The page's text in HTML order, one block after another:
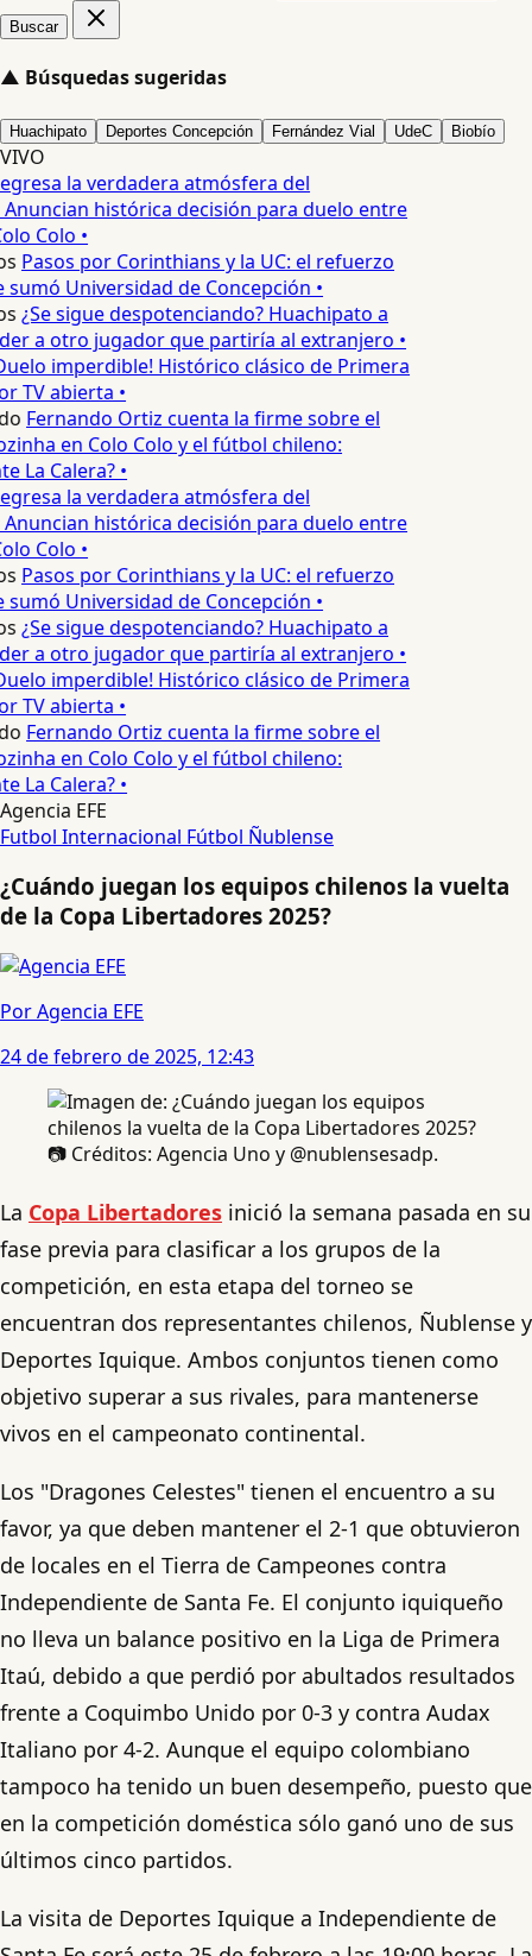
Buscar
▲ Búsquedas sugeridas
Huachipato Deportes Concepción Fernández Vial UdeC Biobío
VIVO
la verdadera atmósfera del
histórica decisión para duelo entre
Colo •
Pasos por Corinthians y la UC: el refuerzo
Universidad de Concepción •
¿Se sigue despotenciando? Huachipato a
a otro jugador que partiría al extranjero •
imperdible! Histórico clásico de Primera
TV abierta •
Fernando Ortiz cuenta la firme sobre el
en Colo Colo y el fútbol chileno:
La Calera? •
la verdadera atmósfera del
histórica decisión para duelo entre
Colo •
Pasos por Corinthians y la UC: el refuerzo
Universidad de Concepción •
¿Se sigue despotenciando? Huachipato a
a otro jugador que partiría al extranjero •
imperdible! Histórico clásico de Primera
TV abierta •
Fernando Ortiz cuenta la firme sobre el
en Colo Colo y el fútbol chileno:
La Calera? •
Agencia EFE
Futbol Internacional Fútbol Ñublense
¿Cuándo juegan los equipos chilenos la vuelta
de la Copa Libertadores 2025?
Por Agencia EFE
24 de febrero de 2025, 12:43
📷 Créditos: Agencia Uno y @nublensesadp.
La Copa Libertadores inició la semana pasada en su
fase previa para clasificar a los grupos de la
competición, en esta etapa del torneo se
encuentran dos representantes chilenos, Ñublense y
Deportes Iquique. Ambos conjuntos tienen como
objetivo superar a sus rivales, para mantenerse
vivos en el campeonato continental.
Los "Dragones Celestes" tienen el encuentro a su
favor, ya que deben mantener el 2-1 que obtuvieron
de locales en el Tierra de Campeones contra
Independiente de Santa Fe. El conjunto iquiqueño
no lleva un balance positivo en la Liga de Primera
Itaú, debido a que perdió por abultados resultados
frente a Coquimbo Unido por 0-3 y contra Audax
Italiano por 4-2. Aunque el equipo colombiano
tampoco ha tenido un buen desempeño, puesto que
en la competición doméstica sólo ganó uno de sus
últimos cinco partidos.
La visita de Deportes Iquique a Independiente de